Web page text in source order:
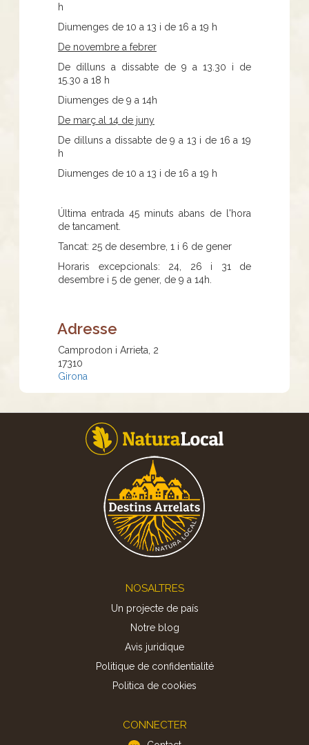
h
Diumenges de 10 a 13 i de 16 a 19 h
De novembre a febrer
De dilluns a dissabte de 9 a 13.30 i de
15.30 a 18 h
Diumenges de 9 a 14h
De març al 14 de juny
De dilluns a dissabte de 9 a 13 i de 16 a 19
h
Diumenges de 10 a 13 i de 16 a 19 h
Última entrada 45 minuts abans de l'hora
de tancament.
Tancat: 25 de desembre, 1 i 6 de gener
Horaris excepcionals: 24, 26 i 31 de
desembre i 5 de gener, de 9 a 14h.
Adresse
Camprodon i Arrieta, 2
17310
Girona
NOSALTRES
Un projecte de país
Notre blog
Avis juridique
Politique de confidentialité
Politica de cookies
CONNECTER